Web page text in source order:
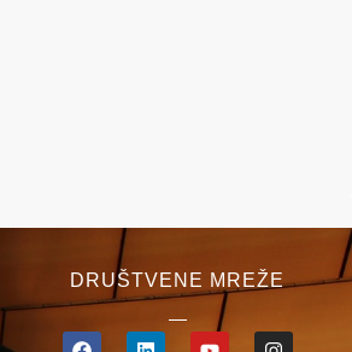
DRUŠTVENE MREŽE